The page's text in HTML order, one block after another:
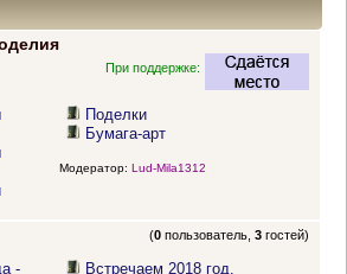
При поддержке:
Поделки
Бумага-арт
Модератор: Lud-Mila1312
(0 пользователь,3 гостей)
-
Встречаем 2018 год.